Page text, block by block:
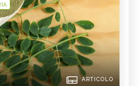
ARTICOLO